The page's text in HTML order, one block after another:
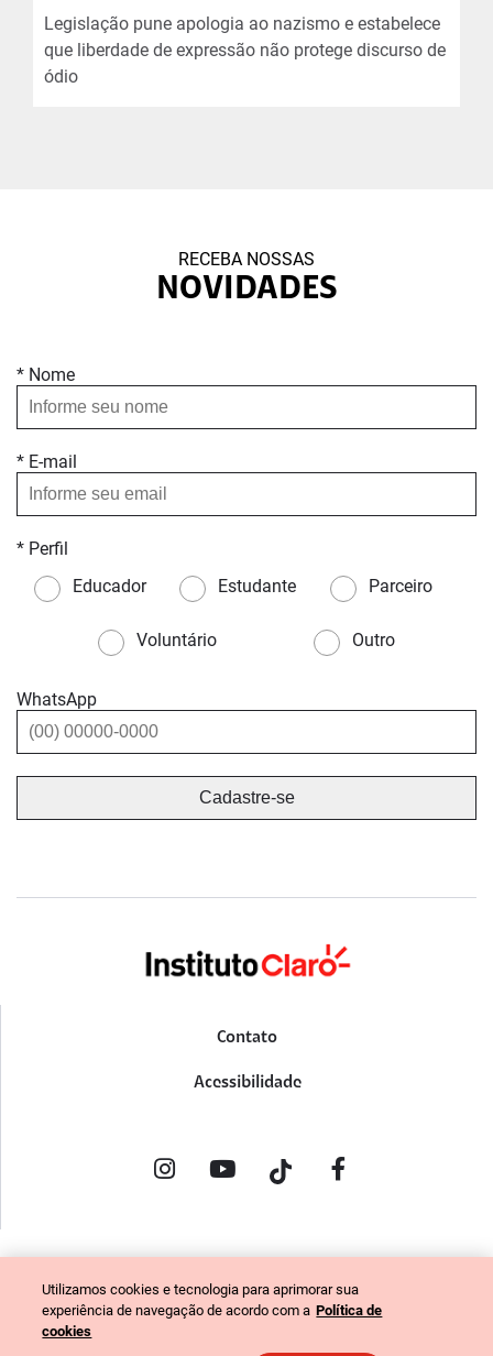
Legislação pune apologia ao nazismo e estabelece
que liberdade de expressão não protege discurso de
ódio
RECEBA NOSSAS
NOVIDADES
* Nome
* E-mail
* Perfil
Educador
Estudante Parceiro
Voluntário Outro
WhatsApp
Contato
Acessibilidade
PORTAL DE DENÚNCIAS
CÓDIGO DE ÉTICA (COLABORADORES)
Utilizamos cookies e tecnologia para aprimorar sua
experiência de navegação de acordo com a Política de
cookies